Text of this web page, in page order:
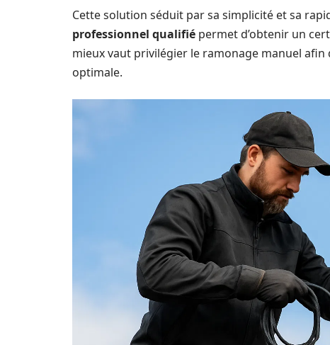
Cette solution séduit par sa simplicité et sa
professionnel qualifié permet d’obtenir un
mieux vaut privilégier le ramonage manuel afin
optimale.